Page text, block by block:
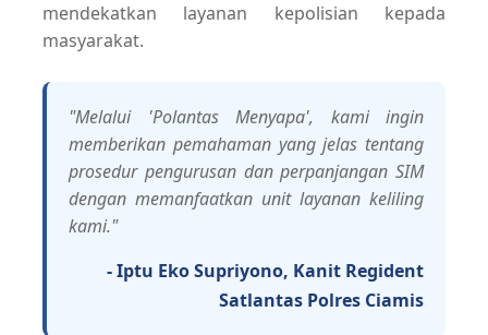
mendekatkan layanan kepolisian kepada
masyarakat.
"Melalui 'Polantas Menyapa', kami ingin
memberikan pemahaman yang jelas tentang
prosedur pengurusan dan perpanjangan SIM
dengan memanfaatkan unit layanan keliling
kami."
- Iptu Eko Supriyono, Kanit Regident
Satlantas Polres Ciamis